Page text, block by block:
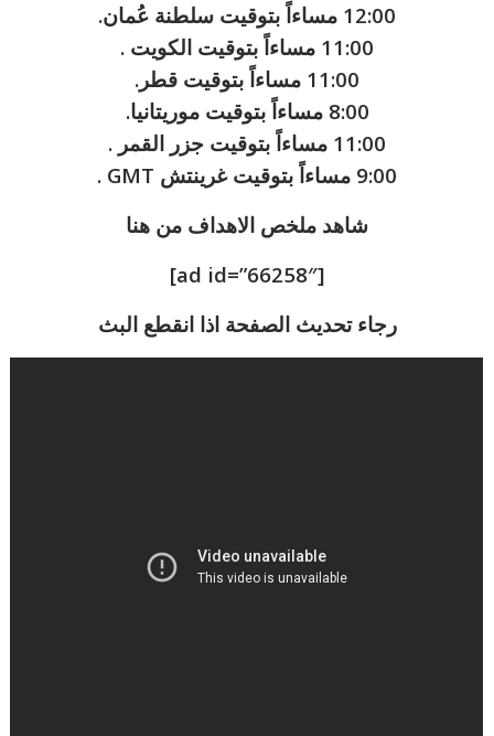
12:00 مساءاً بتوقيت سلطنة عُمان.
11:00 مساءاً بتوقيت الكويت .
11:00 مساءاً بتوقيت قطر.
8:00 مساءاً بتوقيت موريتانيا.
11:00 مساءاً بتوقيت جزر القمر .
9:00 مساءاً بتوقيت غرينتش GMT .
شاهد ملخص الاهداف من هنا
[ad id=”66258″]
رجاء تحديث الصفحة اذا انقطع البث